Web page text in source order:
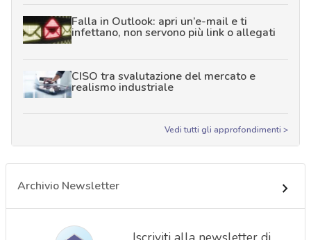
Falla in Outlook: apri un’e-mail e ti
infettano, non servono più link o allegati
CISO tra svalutazione del mercato e
realismo industriale
Vedi tutti gli approfondimenti >
Archivio Newsletter